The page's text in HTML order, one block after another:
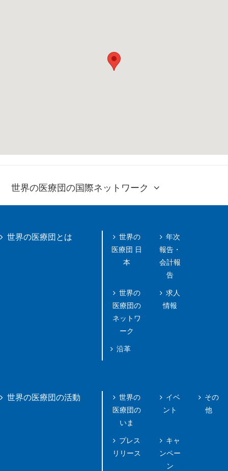
世界の医療団の国際ネットワーク
世界の医療団とは
世界の
医療団 日
本
世界の
医療団の
ネットワ
ーク
沿革
年次
報告・
会計報
告
求人
情報
世界の医療団の活動
世界の
医療団の
いま
プレス
リリース
イベ
ント
キャ
ンペー
ン
その
他